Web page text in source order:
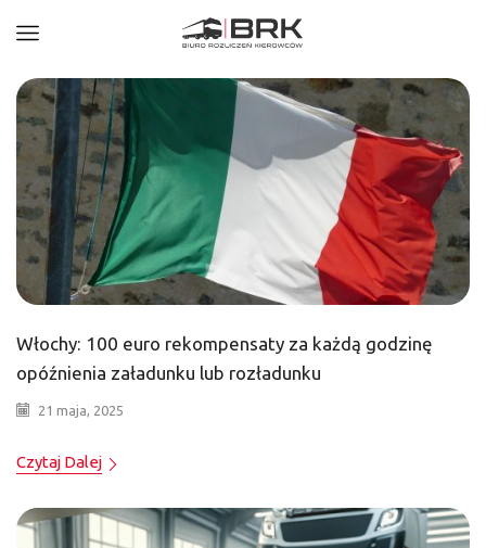
Włochy: 100 euro rekompensaty za każdą godzinę
opóźnienia załadunku lub rozładunku
21 maja, 2025
Czytaj Dalej